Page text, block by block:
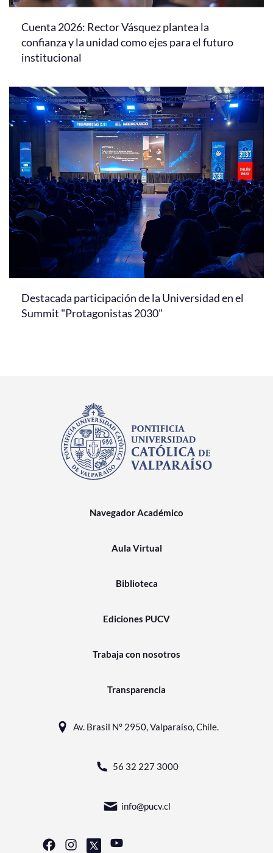
Cuenta 2026: Rector Vásquez plantea la
confianza y la unidad como ejes para el futuro
institucional
Destacada participación de la Universidad en el
Summit "Protagonistas 2030"
Navegador Académico
Aula Virtual
Biblioteca
Ediciones PUCV
Trabaja con nosotros
Transparencia
Av. Brasil N° 2950, Valparaíso, Chile.
56 32 227 3000
info@pucv.cl